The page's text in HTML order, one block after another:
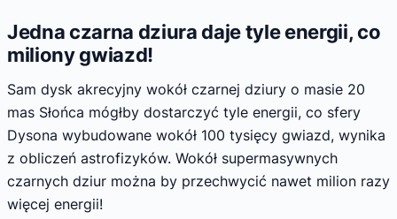
Jedna czarna dziura daje tyle energii, co
miliony gwiazd!
Sam dysk akrecyjny wokół czarnej dziury o masie 20
mas Słońca mógłby dostarczyć tyle energii, co sfery
Dysona wybudowane wokół 100 tysięcy gwiazd, wynika
z obliczeń astrofizyków. Wokół supermasywnych
czarnych dziur można by przechwycić nawet milion razy
więcej energii!